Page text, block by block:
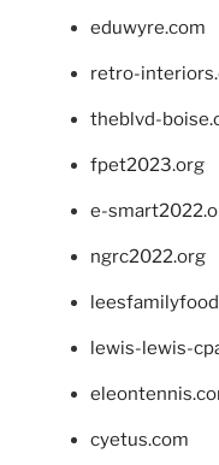
eduwyre.com
retro-
theblvd-
fpet2023.org
e-
ngrc2022.org
lewis-lewis-
cyetus.com